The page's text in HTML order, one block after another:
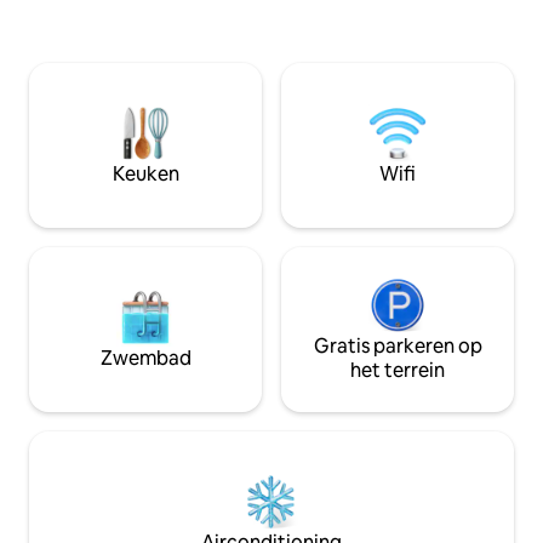
Keuken Wifi
Zwembad
Gratis parkeren op
het terrein